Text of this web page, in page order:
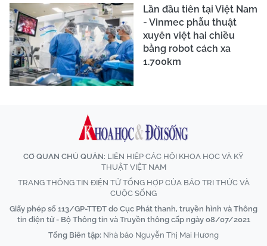
Lần đầu tiên tại Việt Nam
- Vinmec phẫu thuật
xuyên việt hai chiều
bằng robot cách xa
1.700km
CƠ QUAN CHỦ QUẢN: LIÊN HIỆP CÁC HỘI KHOA HỌC VÀ KỸ
THUẬT VIỆT NAM
TRANG THÔNG TIN ĐIỆN TỬ TỔNG HỢP CỦA BÁO TRI THỨC VÀ
CUỘC SỐNG
Giấy phép số 113/GP-TTĐT do Cục Phát thanh, truyền hình và Thông
tin điện tử - Bộ Thông tin và Truyền thông cấp ngày 08/07/2021
Tổng Biên tập: Nhà báo Nguyễn Thị Mai Hương